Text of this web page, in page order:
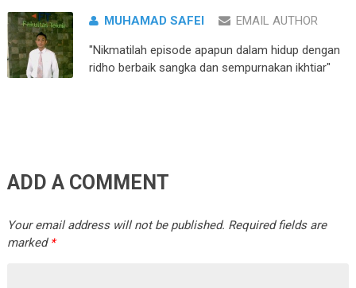
MUHAMAD SAFEI EMAIL AUTHOR
"Nikmatilah episode apapun dalam hidup dengan
ridho berbaik sangka dan sempurnakan ikhtiar"
ADD A COMMENT
Your email address will not be published. Required fields are
marked *